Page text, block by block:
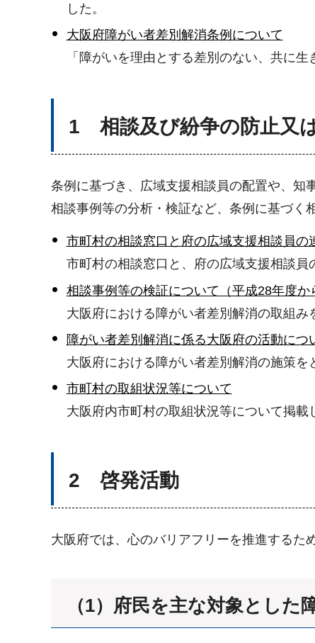
した。
大阪府障がい者差別解消条例について
「障がいを理由とする差別のない、共に
1 相談及び紛争の防止又
条例に基づき、広域支援相談員の配置や、知
相談事例等の分析・検証など、条例に基づく
市町村の相談窓口と府の広域支援相談員の
市町村の相談窓口と、府の広域支援相談員
相談事例等の検証について（平成28年度か
大阪府における障がい者差別解消の取組み
障がい者差別解消に係る大阪府の活動につ
大阪府における障がい者差別解消の施策を
市町村の取組状況等について
大阪府内市町村の取組状況等について掲載
2 啓発活動
大阪府では、心のバリアフリーを推進するた
（1）府民を主な対象とし